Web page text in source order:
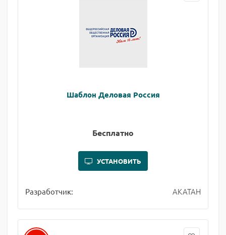
Шаблон Деловая Россия
Бесплатно
УСТАНОВИТЬ
Разработчик: АКАТАН